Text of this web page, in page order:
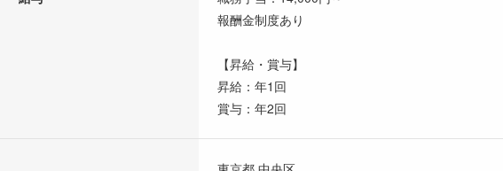
報酬金制度あり
【昇給・賞与】
昇給：年1回
賞与：年2回